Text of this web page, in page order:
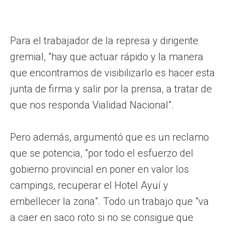
Para el trabajador de la represa y dirigente
gremial, "hay que actuar rápido y la manera
que encontramos de visibilizarlo es hacer esta
junta de firma y salir por la prensa, a tratar de
que nos responda Vialidad Nacional".
Pero además, argumentó que es un reclamo
que se potencia, "por todo el esfuerzo del
gobierno provincial en poner en valor los
campings, recuperar el Hotel Ayuí y
embellecer la zona". Todo un trabajo que "va
a caer en saco roto si no se consigue que